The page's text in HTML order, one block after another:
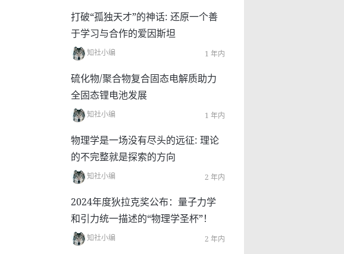
打破“孤独天才”的神话: 还原一个善
于学习与合作的爱因斯坦
知社小编 1 年内
硫化物/聚合物复合固态电解质助力
全固态锂电池发展
知社小编 1 年内
物理学是一场没有尽头的远征: 理论
的不完整就是探索的方向
知社小编 2 年内
2024年度狄拉克奖公布：量子力学
和引力统一描述的“物理学圣杯”！
知社小编 2 年内